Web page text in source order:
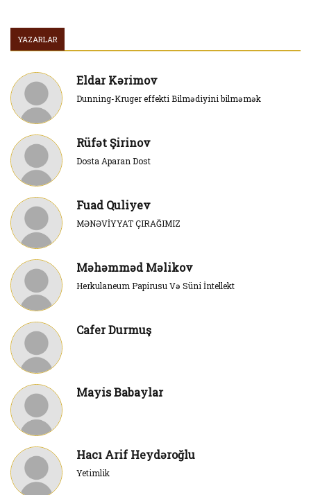
YAZARLAR
Eldar Kərimov
Dunning-Kruger effekti Bilmədiyini bilməmək
Rüfət Şirinov
Dosta Aparan Dost
Fuad Quliyev
MƏNƏVİYYAT ÇIRAĞIMIZ
Məhəmməd Məlikov
Herkulaneum Papirusu Və Süni İntellekt
Cafer Durmuş
Mayis Babaylar
Hacı Arif Heydəroğlu
Yetimlik